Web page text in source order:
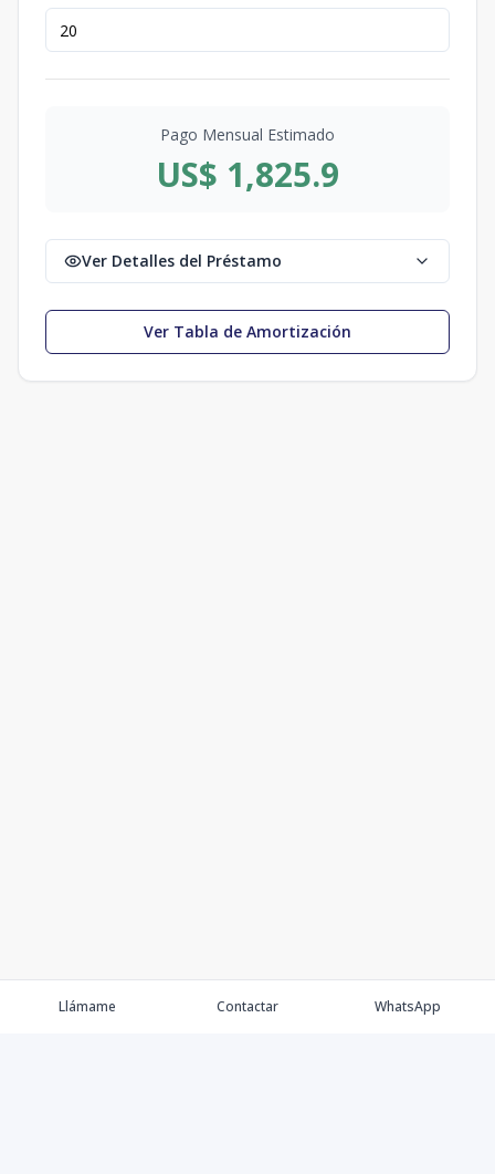
Pago Mensual Estimado
US$ 1,825.9
Ver Detalles del Préstamo
Ver Tabla de Amortización
Llámame Contactar WhatsApp